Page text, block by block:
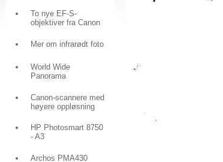
To nye EF-S-
objektiver fra Canon
Mer om infrarødt foto
World Wide
Panorama
Canon-scannere med
høyere oppløsning
HP Photosmart 8750
- A3
Archos PMA430